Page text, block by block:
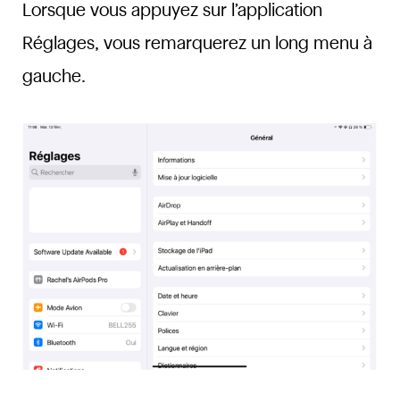
Lorsque vous appuyez sur l’application
Réglages, vous remarquerez un long menu à
gauche.